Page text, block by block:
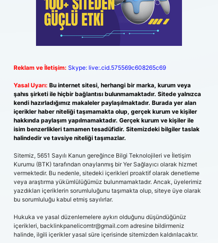
Reklam ve İletişim: Skype: live:.cid.575569c608265c69
Yasal Uyarı: Bu internet sitesi, herhangi bir marka, kurum veya
şahıs şirketi ile hiçbir bağlantısı bulunmamaktadır. Sitede yalnızca
kendi hazırladığımız makaleler paylaşılmaktadır. Burada yer alan
içerikler haber niteliği taşımamakta olup, gerçek kurum ve kişiler
hakkında paylaşım yapılmamaktadır. Gerçek kurum ve kişiler ile
isim benzerlikleri tamamen tesadüfidir. Sitemizdeki bilgiler taslak
halindedir ve tavsiye niteliği taşımazlar.
Sitemiz, 5651 Sayılı Kanun gereğince Bilgi Teknolojileri ve İletişim
Kurumu (BTK) tarafından onaylanmış bir Yer Sağlayıcı olarak hizmet
vermektedir. Bu nedenle, sitedeki içerikleri proaktif olarak denetleme
veya araştırma yükümlülüğümüz bulunmamaktadır. Ancak, üyelerimiz
yazdıkları içeriklerin sorumluluğunu taşımakta olup, siteye üye olarak
bu sorumluluğu kabul etmiş sayılırlar.
Hukuka ve yasal düzenlemelere aykırı olduğunu düşündüğünüz
içerikleri, backlinkpanelicomtr@gmail.com adresine bildirmeniz
halinde, ilgili içerikler yasal süre içerisinde sitemizden kaldırılacaktır.